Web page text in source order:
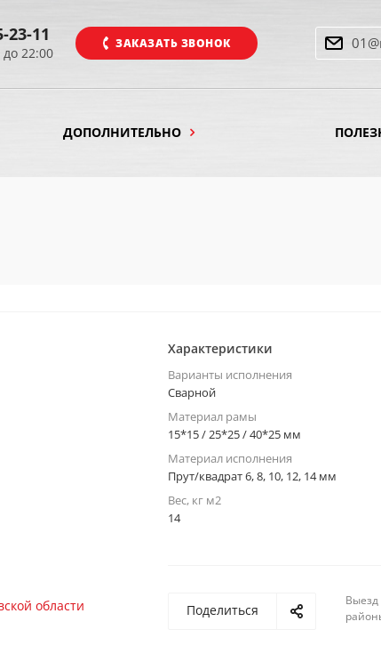
ЗАКАЗАТЬ ЗВОНОК
23-11
22:00
ДОПОЛНИТЕЛЬНО
Характеристики
Варианты исполнения
Сварной
Материал рамы
15*15 / 25*25 / 40*25 мм
Материал исполнения
Прут/квадрат 6, 8, 10, 12, 14 мм
Вес, кг м2
14
Поделиться
Выезд